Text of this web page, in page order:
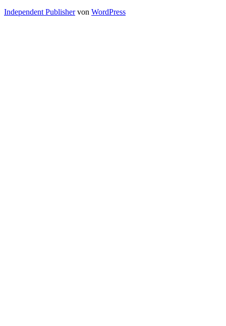
Independent Publishervon WordPress